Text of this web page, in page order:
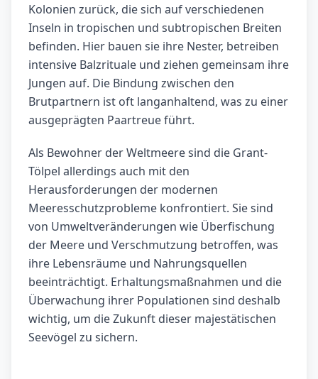
Kolonien zurück, die sich auf verschiedenen
Inseln in tropischen und subtropischen Breiten
befinden. Hier bauen sie ihre Nester, betreiben
intensive Balzrituale und ziehen gemeinsam ihre
Jungen auf. Die Bindung zwischen den
Brutpartnern ist oft langanhaltend, was zu einer
ausgeprägten Paartreue führt.
Als Bewohner der Weltmeere sind die Grant-
Tölpel allerdings auch mit den
Herausforderungen der modernen
Meeresschutzprobleme konfrontiert. Sie sind
von Umweltveränderungen wie Überfischung
der Meere und Verschmutzung betroffen, was
ihre Lebensräume und Nahrungsquellen
beeinträchtigt. Erhaltungsmaßnahmen und die
Überwachung ihrer Populationen sind deshalb
wichtig, um die Zukunft dieser majestätischen
Seevögel zu sichern.